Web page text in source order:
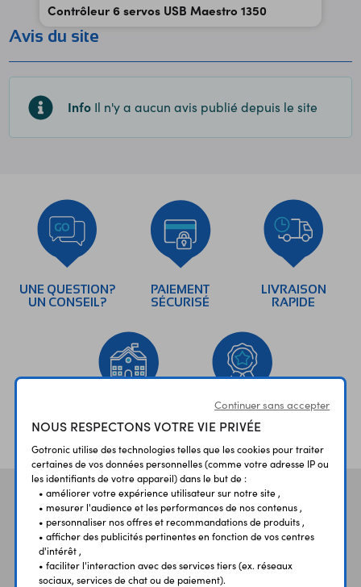
Contrôleur 6 servos USB Maestro 1350
Avis du site
Info Il n'y a aucun avis publié depuis le site
UNE QUESTION?
UN CONSEIL?
PAIEMENT
SÉCURISÉ
LIVRAISON
RAPIDE
ÉTABLISSEMENTS
SCOLAIRES
PLUS 30 ANS
D’EXPERIENCE
Vos aviset témoignages
Continuer sans accepter
NOUS RESPECTONS VOTRE VIE PRIVÉE
Gotronic utilise des technologies telles que les cookies pour traiter
certaines de vos données personnelles (comme votre adresse IP ou
les identifiants de votre appareil) dans le but de :
• améliorer votre expérience utilisateur sur notre site ,
• mesurer l'audience et les performances de nos contenus ,
• personnaliser nos offres et recommandations de produits ,
• afficher des publicités pertinentes en fonction de vos centres
d'intérêt ,
• faciliter l'interaction avec des services tiers (ex. réseaux
sociaux, services de chat ou de paiement).